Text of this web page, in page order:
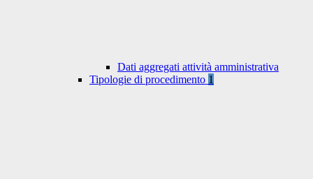
Dati aggregati attività amministrativa
Tipologie di procedimento 1